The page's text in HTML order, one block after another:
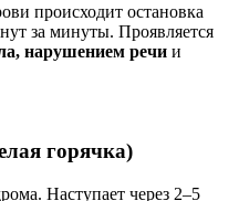
происходит остановка
за минуты. Проявляется
нарушением речи и
горячка)
Наступает через 2–5